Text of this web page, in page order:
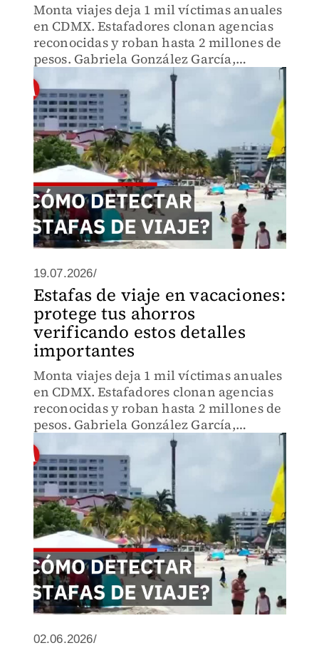
Monta viajes deja 1 mil víctimas anuales
en CDMX. Estafadores clonan agencias
reconocidas y roban hasta 2 millones de
pesos. Gabriela González García,
directora del Consejo Ciudadano, revela
5 señales de alerta antes de transferir
dinero
19.07.2026/
Estafas de viaje en vacaciones:
protege tus ahorros
verificando estos detalles
importantes
Monta viajes deja 1 mil víctimas anuales
en CDMX. Estafadores clonan agencias
reconocidas y roban hasta 2 millones de
pesos. Gabriela González García,
directora del Consejo Ciudadano, revela
5 señales de alerta antes de transferir
dinero
02.06.2026/